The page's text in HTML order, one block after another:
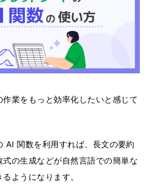
業をもっと効率化したいと感じて
AI 関数を利用すれば、長文の要約
の生成などが自然言語での簡単な
ようになります。